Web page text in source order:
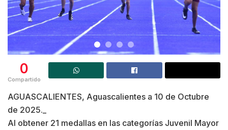
0
Compartido
AGUASCALIENTES, Aguascalientes a 10 de Octubre
de 2025._
Al obtener 21 medallas en las categorías Juvenil Mayor